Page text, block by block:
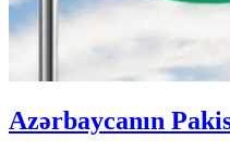
Azərbaycanın